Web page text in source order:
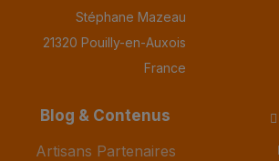
Stéphane Mazeau
21320 Pouilly-en-Auxois
France
Blog & Contenus
Artisans Partenaires